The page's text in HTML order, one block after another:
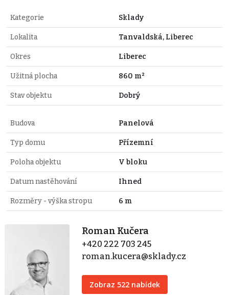
Kategorie Sklady
Lokalita Tanvaldská, Liberec
Okres Liberec
Užitná plocha 860 m²
Stav objektu Dobrý
Budova Panelová
Typ domu Přízemní
Poloha objektu V bloku
Datum nastěhování Ihned
Rozměry - výška stropu 6 m
Roman Kučera
+420 222 703 245
roman.kucera@sklady.cz
Zobraz 522 nabídek